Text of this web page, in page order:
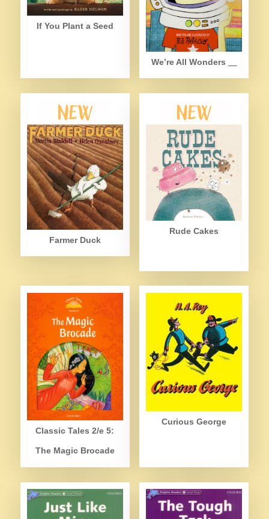
If You Plant a Seed
We’re All Wonders ＿
Farmer Duck
Rude Cakes
Classic Tales 2/e 5:
The Magic Brocade
Curious George